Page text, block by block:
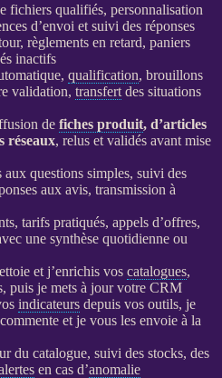
fichiers qualifiés, personnalisation
d’envoi et suivi des réponses
règlements en retard, paniers
inactifs
qualification, brouillons
validation, transfertdes situations
de fiches produit, d’articles
réseaux, relus et validés avant mise
aux questions simples, suivi des
aux avis, transmission à
tarifs pratiqués, appels d’offres,
une synthèse quotidienne ou
et j’enrichis vos catalogues,
puis je mets à jour votre CRM
indicateursdepuis vos outils, je
et je vous les envoie à la
du catalogue, suivi des stocks, des
en cas d’anomalie